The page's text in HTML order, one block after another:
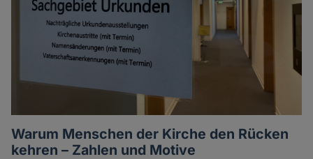
Warum Menschen der Kirche den Rücken
kehren – Zahlen und Motive